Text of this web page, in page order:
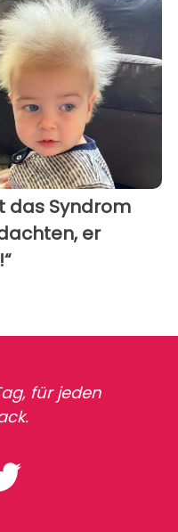
das Syndrom
er
für jeden